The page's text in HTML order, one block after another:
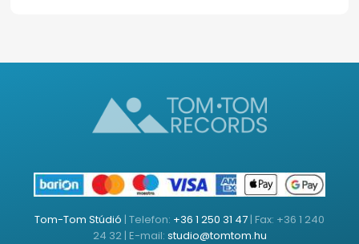
Tom-Tom Stúdió | Telefon: +36 1 250 31 47 | Fax: +36 1 240
24 32 | E-mail: studio@tomtom.hu